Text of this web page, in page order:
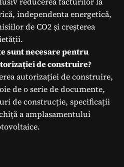
independenta energetică,
de CO2 și creșterea
sunt necesare pentru
de construire?
autorizației de construire,
de o serie de documente,
de construcție, specificații
a amplasamentului